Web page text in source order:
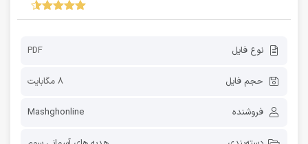
نوع فایل PDF
حجم فایل 8 مگابایت
فروشنده Mashghonline